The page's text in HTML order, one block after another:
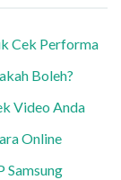
Cek Performa
Boleh?
Video Anda
Online
Samsung